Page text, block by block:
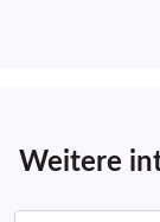
Weitere